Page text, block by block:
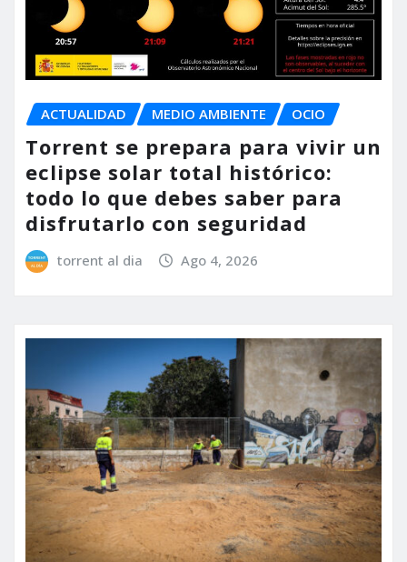
ACTUALIDAD MEDIO AMBIENTE OCIO
Torrent se prepara para vivir un
eclipse solar total histórico:
todo lo que debes saber para
disfrutarlo con seguridad
torrent al dia Ago 4, 2026